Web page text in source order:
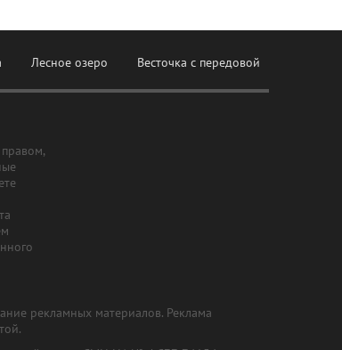
Лесное озеро Весточка с передовой
рекламных материалов. Реклама